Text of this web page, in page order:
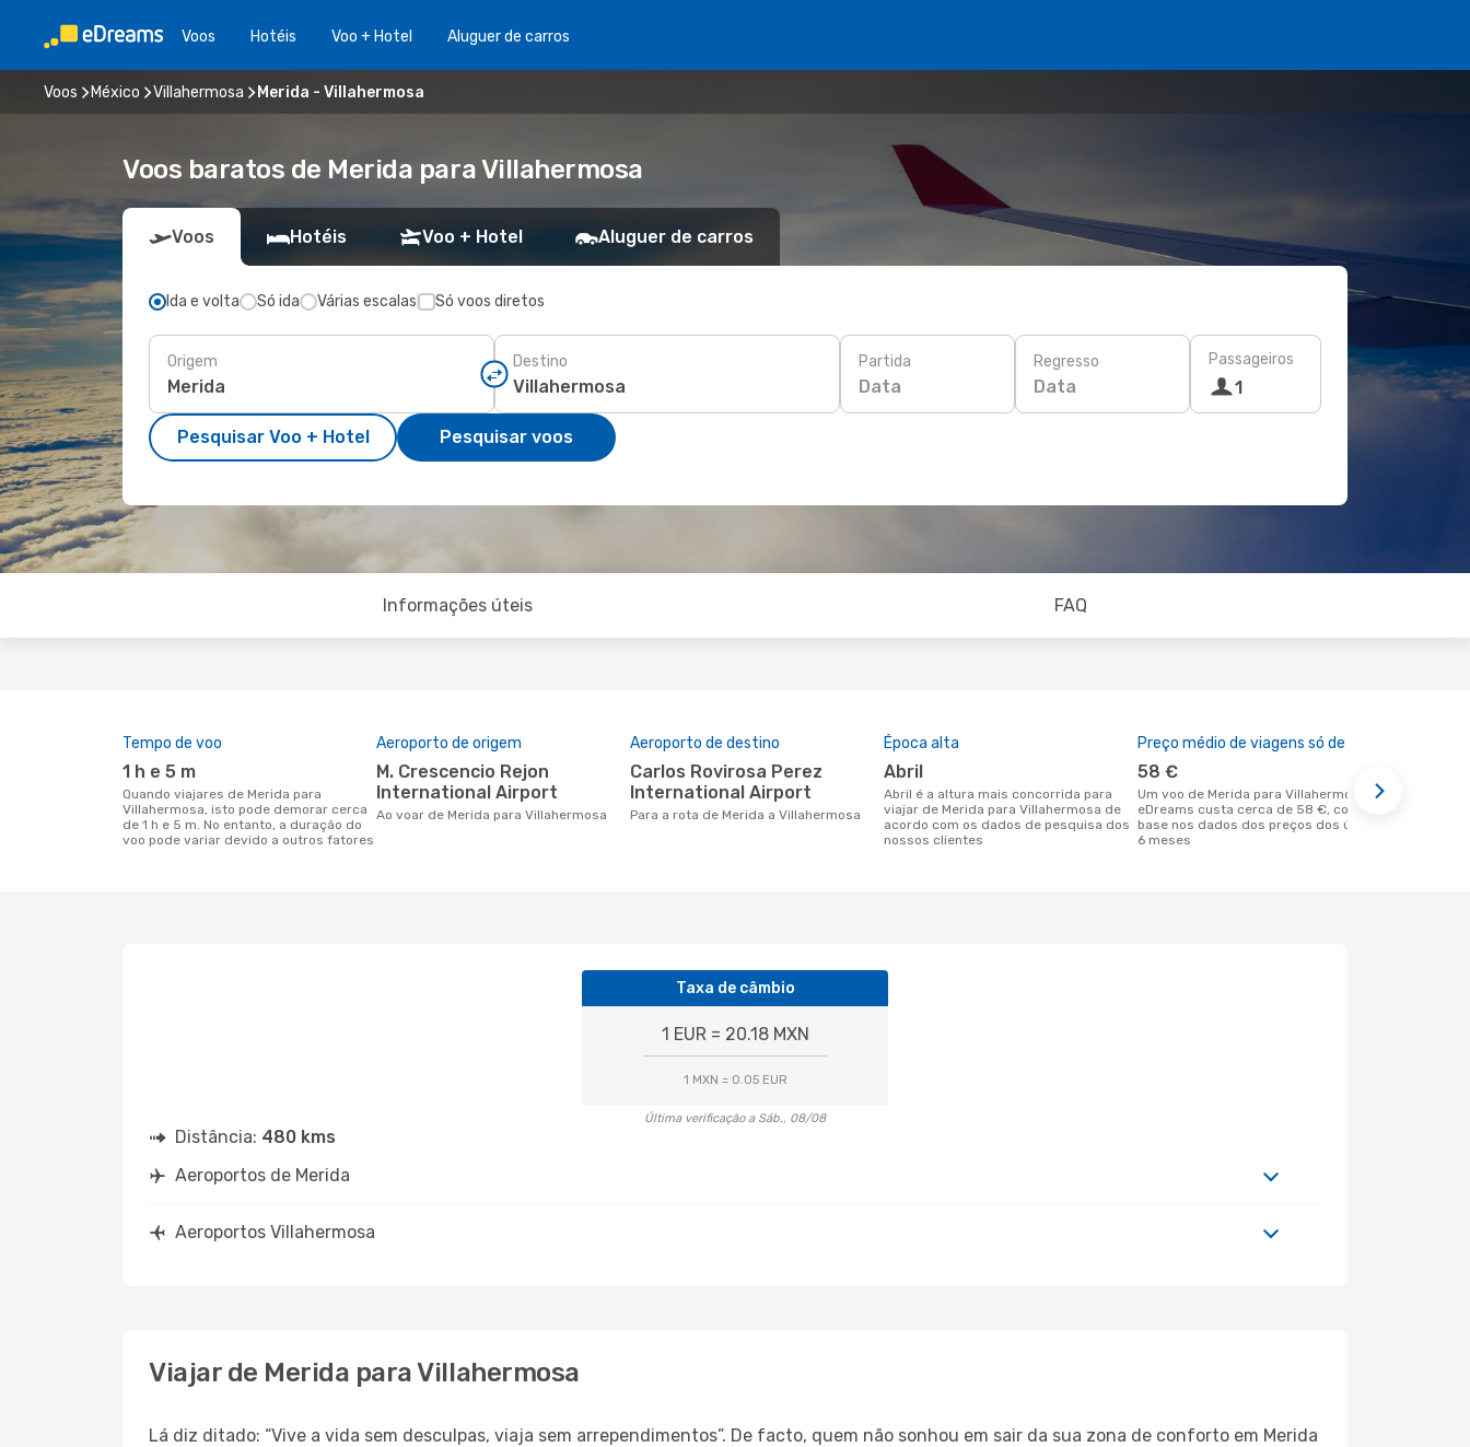
Voos Hotéis Voo + Hotel Aluguer de carros
Voos México Villahermosa Merida - Villahermosa
Voos baratos de Merida para Villahermosa
Voos Hotéis Voo + Hotel Aluguer de carros
Ida e volta Só ida Várias escalas Só voos diretos
Origem Destino Partida
Data
Regresso
Data
Passageiros
1
Pesquisar Voo + Hotel Pesquisar voos
Informações úteis FAQ
Tempo de voo
1 h e 5 m
Quando viajares de Merida para
Villahermosa, isto pode demorar cerca
de 1 h e 5 m. No entanto, a duração do
voo pode variar devido a outros fatores
Aeroporto de origem
M. Crescencio Rejon
International Airport
Ao voar de Merida para Villahermosa
Aeroporto de destino
Carlos Rovirosa Perez
International Airport
Para a rota de Merida a Villahermosa
Época alta
abril
abril é a altura mais concorrida para
viajar de Merida para Villahermosa de
acordo com os dados de pesquisa dos
nossos clientes
Preço médio de viagens só de ida
58 €
Um voo de Merida para Villahermosa na
eDreams custa cerca de 58 €, com
base nos dados dos preços dos últimos
6 meses
Taxa de câmbio
1 EUR = 20.18 MXN
1 MXN = 0.05 EUR
Última verificação a Sáb., 08/08
Distância: 480 kms
Aeroportos de Merida
Aeroportos Villahermosa
Viajar de Merida para Villahermosa
Lá diz ditado: “Vive a vida sem desculpas, viaja sem arrependimentos”. De facto, quem não sonhou em sair da sua zona de conforto em Merida